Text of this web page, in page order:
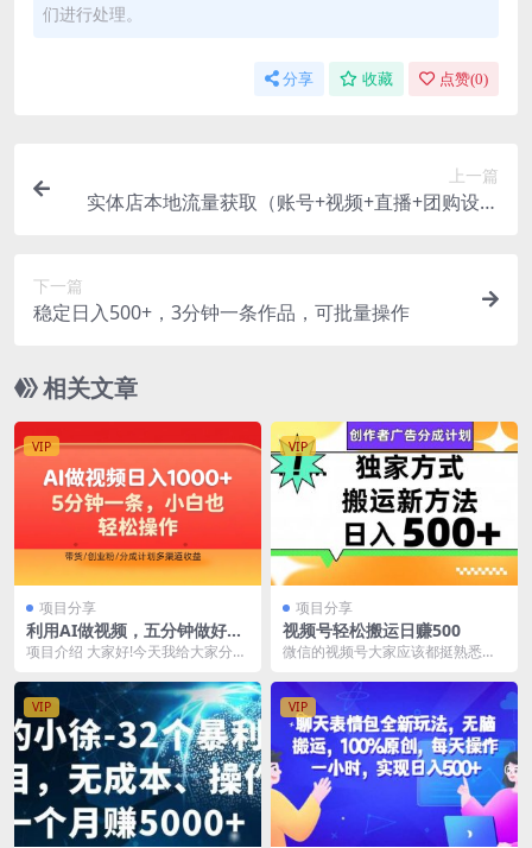
们进行处理。
分享 收藏 点赞(0)
上一篇
实体店本地流量获取（账号+视频+直播+团购设计
下一篇
稳定日入500+，3分钟一条作品，可批量操作
相关文章
VIP
项目分享
利用AI做视频，五分钟做好一
条，操作简单，新手小白也没
渠道收益，2024实现逆风翻盘
项目介绍 大家好!今天我给大家分享
工具制作创富思...
VIP
项目分享
视频号轻松搬运日赚500
微信的视频号大家应该都挺熟悉
一个重要平台， 目前视...
VIP VIP